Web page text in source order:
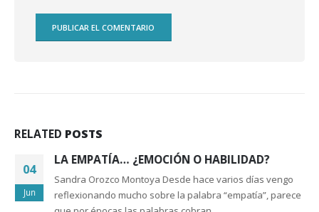
RELATED POSTS
04
Jun
LA EMPATÍA… ¿EMOCIÓN O HABILIDAD?
Sandra Orozco Montoya Desde hace varios días vengo
reflexionando mucho sobre la palabra “empatía”, parece